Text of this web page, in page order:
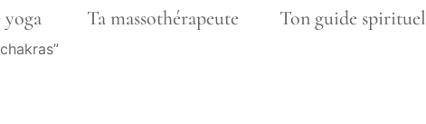
yoga Ta massothérapeute Ton guide spirituel